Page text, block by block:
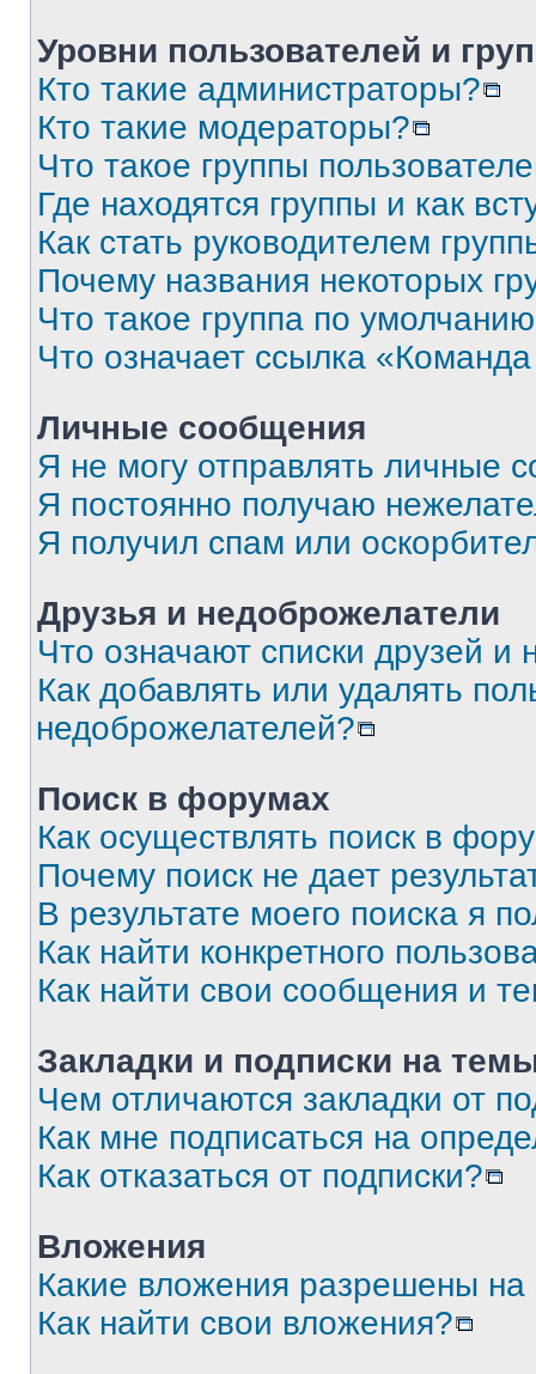
Уровни пользователей и
Кто такие администраторы?
Кто такие модераторы?
Что такое группы
Где находятся группы и как
Как стать руководителем
Почему названия некоторых
Что такое группа по
Что означает ссылка
Личные сообщения
Я не могу отправлять личные
Я постоянно получаю
Я получил спам или
Друзья и недоброжелатели
Что означают списки друзей и
Как добавлять или удалять
недоброжелателей?
Поиск в форумах
Как осуществлять поиск в
Почему поиск не дает
В результате моего поиска я
Как найти конкретного
Как найти свои сообщения и
Закладки и подписки на
Чем отличаются закладки от
Как мне подписаться на
Как отказаться от подписки?
Вложения
Какие вложения разрешены
Как найти свои вложения?